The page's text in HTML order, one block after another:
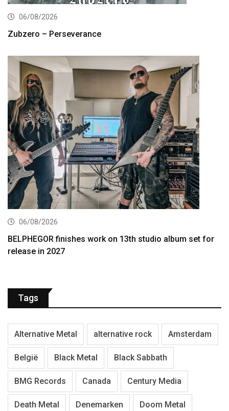
06/08/2026
Zubzero – Perseverance
06/08/2026
BELPHEGOR finishes work on 13th studio album set for
release in 2027
Tags
Alternative Metal alternative rock Amsterdam
België Black Metal Black Sabbath
BMG Records Canada Century Media
Death Metal Denemarken Doom Metal